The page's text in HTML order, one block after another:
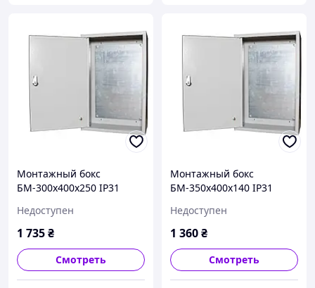
Монтажный бокс
БМ-300х400х250 IP31
Недоступен
1 735₴
Смотреть
Монтажный бокс
БМ-350х400х140 IP31
Недоступен
1 360₴
Смотреть